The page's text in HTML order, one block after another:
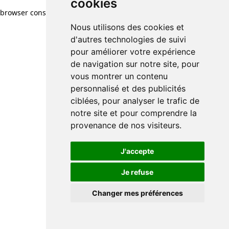
cookies
Nous utilisons des cookies et
d'autres technologies de suivi
pour améliorer votre expérience
de navigation sur notre site, pour
vous montrer un contenu
personnalisé et des publicités
ciblées, pour analyser le trafic de
notre site et pour comprendre la
provenance de nos visiteurs.
J'accepte
Je refuse
Changer mes préférences
browser console for more information)